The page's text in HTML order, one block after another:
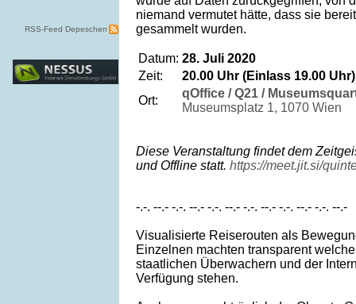
RSS-Feed Depeschen
niemand vermutet hätte, dass sie
gesammelt wurden.
Datum: 28. Juli 2020
Zeit:
20.00 Uhr (Einlass 19.00 Uhr)
Ort:
qOffice / Q21 /
Museumsplatz 1, 1070 Wien
Diese Veranstaltung findet dem
und Offline statt. https://meet.jit.si/
-.-. --.- -.-. --.- -.-. --.- -.-. --.- -.-. --.- -.-. --.-
Visualisierte Reiserouten als
Einzelnen machten transparent
staatlichen Überwachern und der
Verfügung stehen.